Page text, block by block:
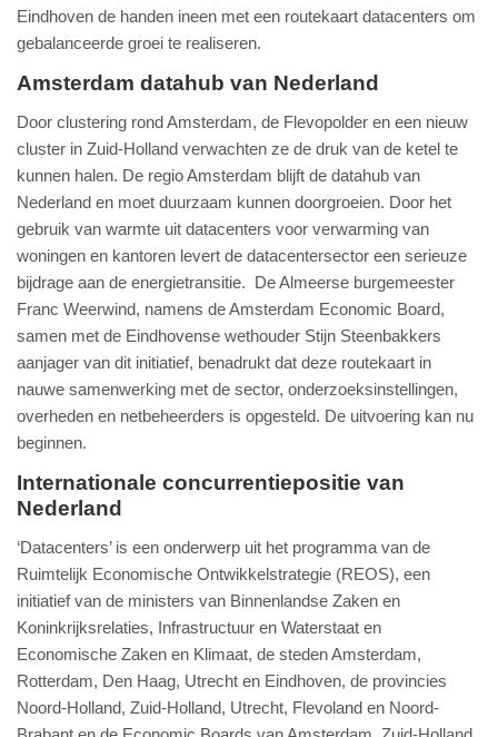
Eindhoven de handen ineen met een routekaart datacenters om
gebalanceerde groei te realiseren.
Amsterdam datahub van Nederland
Door clustering rond Amsterdam, de Flevopolder en een nieuw
cluster in Zuid-Holland verwachten ze de druk van de ketel te
kunnen halen. De regio Amsterdam blijft de datahub van
Nederland en moet duurzaam kunnen doorgroeien. Door het
gebruik van warmte uit datacenters voor verwarming van
woningen en kantoren levert de datacentersector een serieuze
bijdrage aan de energietransitie. De Almeerse burgemeester
Franc Weerwind, namens de Amsterdam Economic Board,
samen met de Eindhovense wethouder Stijn Steenbakkers
aanjager van dit initiatief, benadrukt dat deze routekaart in
nauwe samenwerking met de sector, onderzoeksinstellingen,
overheden en netbeheerders is opgesteld. De uitvoering kan nu
beginnen.
Internationale concurrentiepositie van
Nederland
‘Datacenters’ is een onderwerp uit het programma van de
Ruimtelijk Economische Ontwikkelstrategie (REOS), een
initiatief van de ministers van Binnenlandse Zaken en
Koninkrijksrelaties, Infrastructuur en Waterstaat en
Economische Zaken en Klimaat, de steden Amsterdam,
Rotterdam, Den Haag, Utrecht en Eindhoven, de provincies
Noord-Holland, Zuid-Holland, Utrecht, Flevoland en Noord-